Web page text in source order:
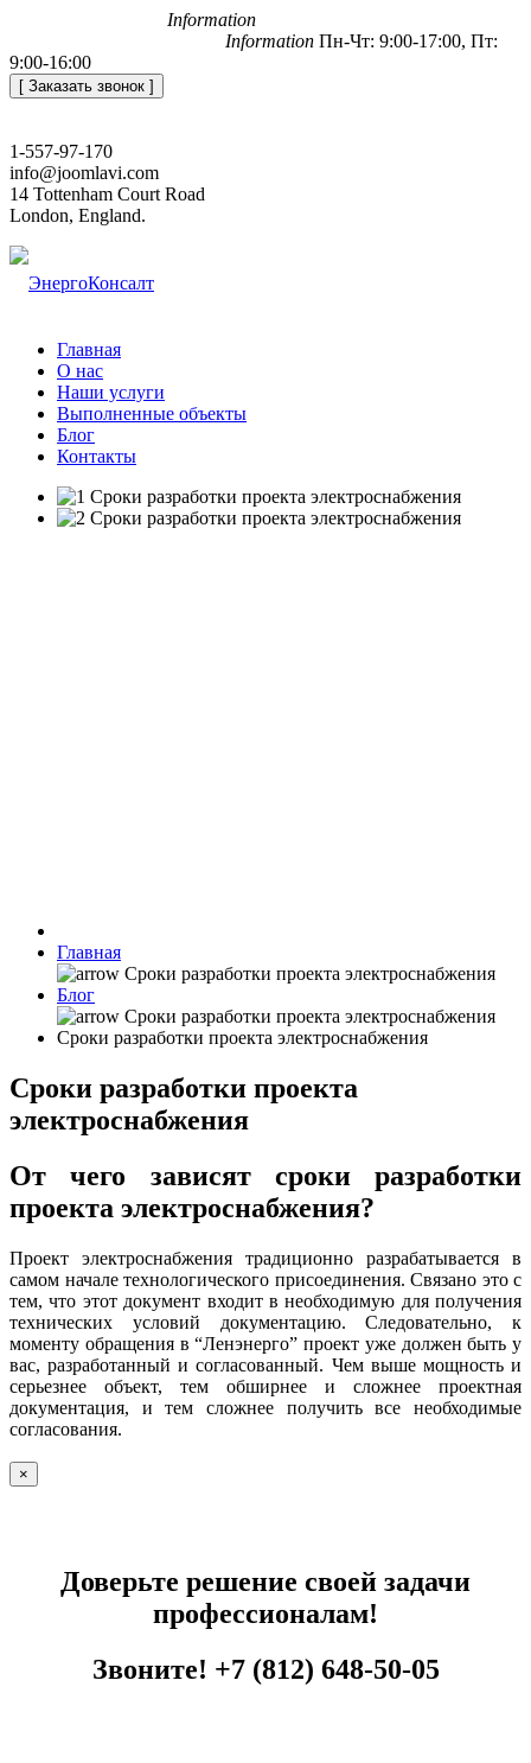
Information
Information Пн-Чт: 9:00-17:00, Пт:
9:00-16:00
[ Заказать звонок ]
1-557-97-170
info@joomlavi.com
14 Tottenham Court Road
London, England.
Главная
О нас
Наши услуги
Выполненные объекты
Блог
Контакты
Главная
Блог
Сроки разработки проекта электроснабжения
Сроки разработки проекта
электроснабжения
От чего зависят сроки разработки
проекта электроснабжения?
Проект электроснабжения традиционно разрабатывается в
самом начале технологического присоединения. Связано это с
тем, что этот документ входит в необходимую для получения
технических условий документацию. Следовательно, к
моменту обращения в “Ленэнерго” проект уже должен быть у
вас, разработанный и согласованный. Чем выше мощность и
серьезнее объект, тем обширнее и сложнее проектная
документация, и тем сложнее получить все необходимые
согласования.
×
Доверьте решение своей задачи
профессионалам!
Звоните! +7 (812) 648-50-05